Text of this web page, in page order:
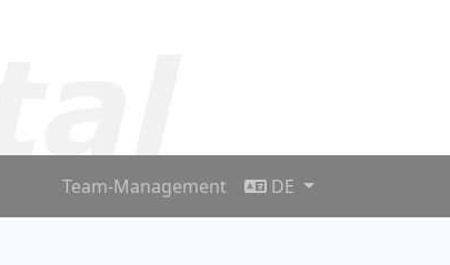
Team-Management DE